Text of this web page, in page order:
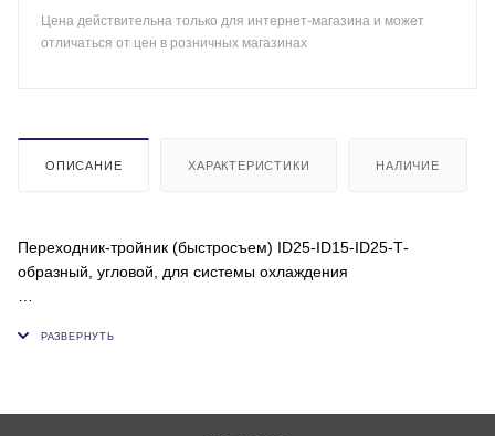
Цена действительна только для интернет-магазина и может
отличаться от цен в розничных магазинах
ОПИСАНИЕ ХАРАКТЕРИСТИКИ НАЛИЧИЕ
Переходник-тройник (быстросъем) ID25-ID15-ID25-Т-
образный, угловой, для системы охлаждения
мм: 15;25;25